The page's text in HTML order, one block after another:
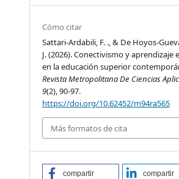
Cómo citar
Sattari-Ardabili, F. ., & De Hoyos-
J. (2026). Conectivismo y aprendizaje
en la educación superior
Revista Metropolitana De Ciencias
9(2), 90-97.
https://doi.org/10.62452/m94ra565
Más formatos de cita
compartir compartir